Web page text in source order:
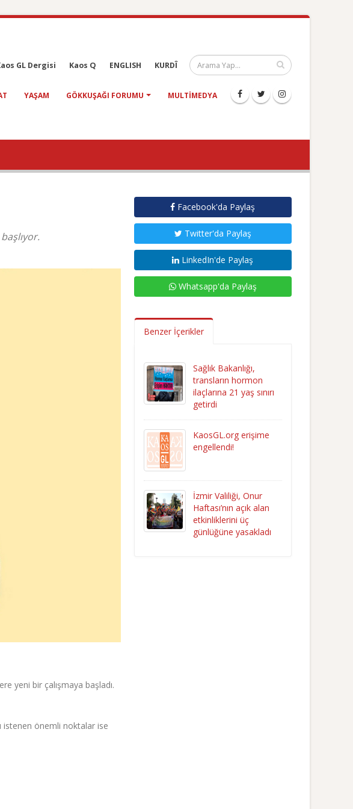
GL Dergisi Kaos Q ENGLISH KURDÎ
YAŞAM GÖKKUŞAĞI FORUMU MULTIMEDYA
yeni bir çalışmaya başladı.
istenen önemli noktalar ise
Facebook'da Paylaş
Twitter'da Paylaş
LinkedIn'de Paylaş
Whatsapp'da Paylaş
Benzer İçerikler
Sağlık Bakanlığı,
transların hormon
ilaçlarına 21 yaş sınırı
getirdi
KaosGL.org erişime
engellendi!
İzmir Valiliği, Onur
Haftası’nın açık alan
etkinliklerini üç
günlüğüne yasakladı